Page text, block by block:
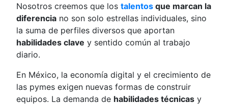
Nosotros creemos que lostalentos que marcan la
diferencia no son solo estrellas individuales, sino
la suma de perfiles diversos que aportan
habilidades clave y sentido común al trabajo
diario.
En México, la economía digital y el crecimiento de
las pymes exigen nuevas formas de construir
equipos. La demanda de habilidades técnicas y